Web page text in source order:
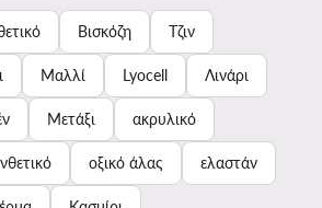
Βισκόζη Τζιν
Μαλλί Lyocell Λινάρι
Μετάξι ακρυλικό
οξικό άλας ελαστάν